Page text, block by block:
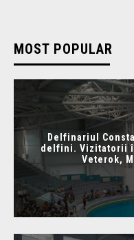
MOST POPULAR
Delfinariul
delfini. Vizitatorii
Veterok,